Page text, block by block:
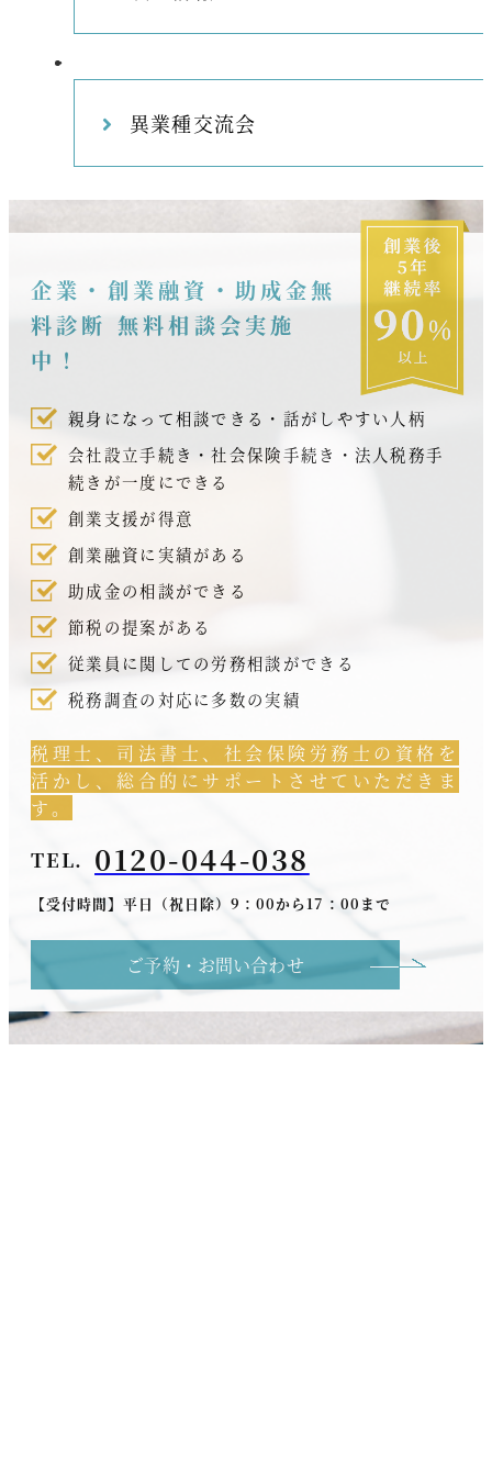
異業種交流会
企業・創業融資・助成金無
料診断 無料相談会実施
中！
親身になって相談できる・話がしやすい人柄
会社設立手続き・社会保険手続き・法人税務手
続きが一度にできる
創業支援が得意
創業融資に実績がある
助成金の相談ができる
節税の提案がある
従業員に関しての労務相談ができる
税務調査の対応に多数の実績
税理士、司法書士、社会保険労務士の資格を
活かし、総合的にサポートさせていただきま
す。
TEL. 0120-044-038
【受付時間】平日（祝日除）9：00から17：00まで
ご予約・お問い合わせ